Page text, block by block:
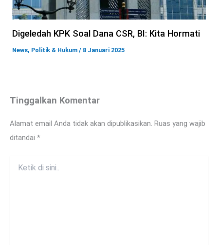
Digeledah KPK Soal Dana CSR, BI: Kita Hormati
News, Politik & Hukum / 8 Januari 2025
Tinggalkan Komentar
Alamat email Anda tidak akan dipublikasikan. Ruas yang wajib
ditandai *